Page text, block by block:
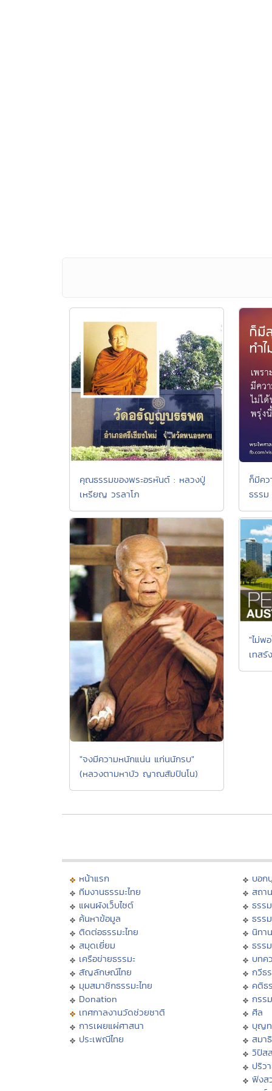
คุณธรรมของพระอรหันต์ : หลวงปู่
เหรียญ วรลาโภ
ก็มีค
ธรรม
"จงมีความหนักแน่น แก่นนักรบ"
(หลวงตามหาบัว ญาณสัมปันโน)
"ไม่พ
เทสรั
หน้าแรก
ทีมงานธรรมะไทย
แผนผังเว็บไซต์
ค้นหาข้อมูล
ติดต่อธรรมะไทย
สมุดเยี่ยม
เครือข่ายธรรมะ
สัญลักษณ์ไทย
มุมสมาชิกธรรมะไทย
Donation
เทศกาลงานวัดช่วยชาติ
การเผยแผ่ศาสนา
ประเพณีไทย
บอ
สถา
ธรร
ธรร
นิทา
ธรร
บทค
กวีธ
คติธ
กรรม
ศีล
บุญ
สมาธิ
วิปัส
ปริว
ฟังส